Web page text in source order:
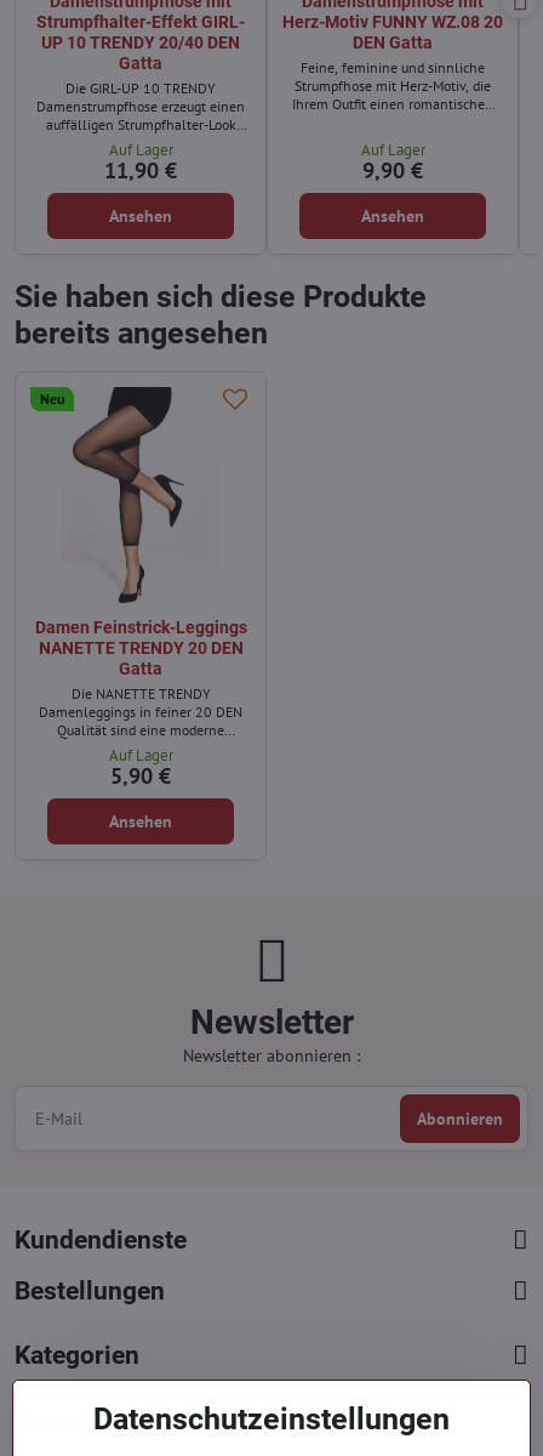
Strumpfhalter-Effekt GIRL-
UP 10 TRENDY 20/40 DEN
Gatta
Die GIRL-UP 10 TRENDY
Damenstrumpfhose erzeugt einen
auffälligen Strumpfhalter-Look
ohne separate Strümpfe.
Auf Lager
11,90 €
Ansehen
Herz-Motiv FUNNY WZ.08 20
DEN Gatta
Feine, feminine und sinnliche
Strumpfhose mit Herz-Motiv, die
Ihrem Outfit einen romantischen
Auf Lager
9,90 €
Ansehen
Sie haben sich diese Produkte
bereits angesehen
Neu
Damen Feinstrick-Leggings
NANETTE TRENDY 20 DEN
Gatta
Die NANETTE TRENDY
Damenleggings in feiner 20 DEN
Qualität sind eine moderne
Alternative zur klassischen
Strumpfhose.
Auf Lager
5,90 €
Ansehen
Newsletter
Newsletter abonnieren :
Abonnieren
Kundendienste
Bestellungen
Kategorien
KontakteDatenschutzeinstellungen